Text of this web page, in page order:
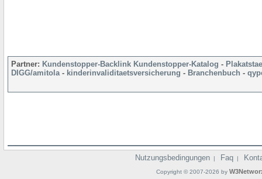
Partner: Kundenstopper-Backlink Kundenstopper-Katalog -
DIGG/amitola- kinderinvaliditaetsversicherung - Branchenbuch -
Nutzungsbedingungen | Faq |
Copyright © 2007-2026 by